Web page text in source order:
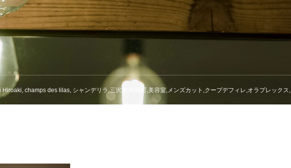
Hiroaki, champs des lilas, シャンデリラ,三沢市,松園町,美容室,メンズカット,クープデフィレ,オラプレックス,